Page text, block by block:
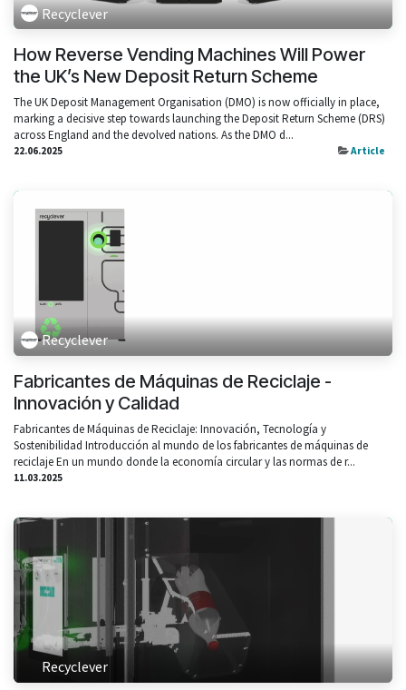
Recyclever
How Reverse Vending Machines Will Power
the UK’s New Deposit Return Scheme
The UK Deposit Management Organisation (DMO) is now officially in place,
marking a decisive step towards launching the Deposit Return Scheme (DRS)
across England and the devolved nations. As the DMO d...
22.06.2025 Article
Recyclever
Fabricantes de Máquinas de Reciclaje -
Innovación y Calidad
Fabricantes de Máquinas de Reciclaje: Innovación, Tecnología y
Sostenibilidad Introducción al mundo de los fabricantes de máquinas de
reciclaje En un mundo donde la economía circular y las normas de r...
11.03.2025
Recyclever